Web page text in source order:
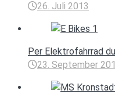
26. Juli 2013
Per Elektrofahrrad
23. September